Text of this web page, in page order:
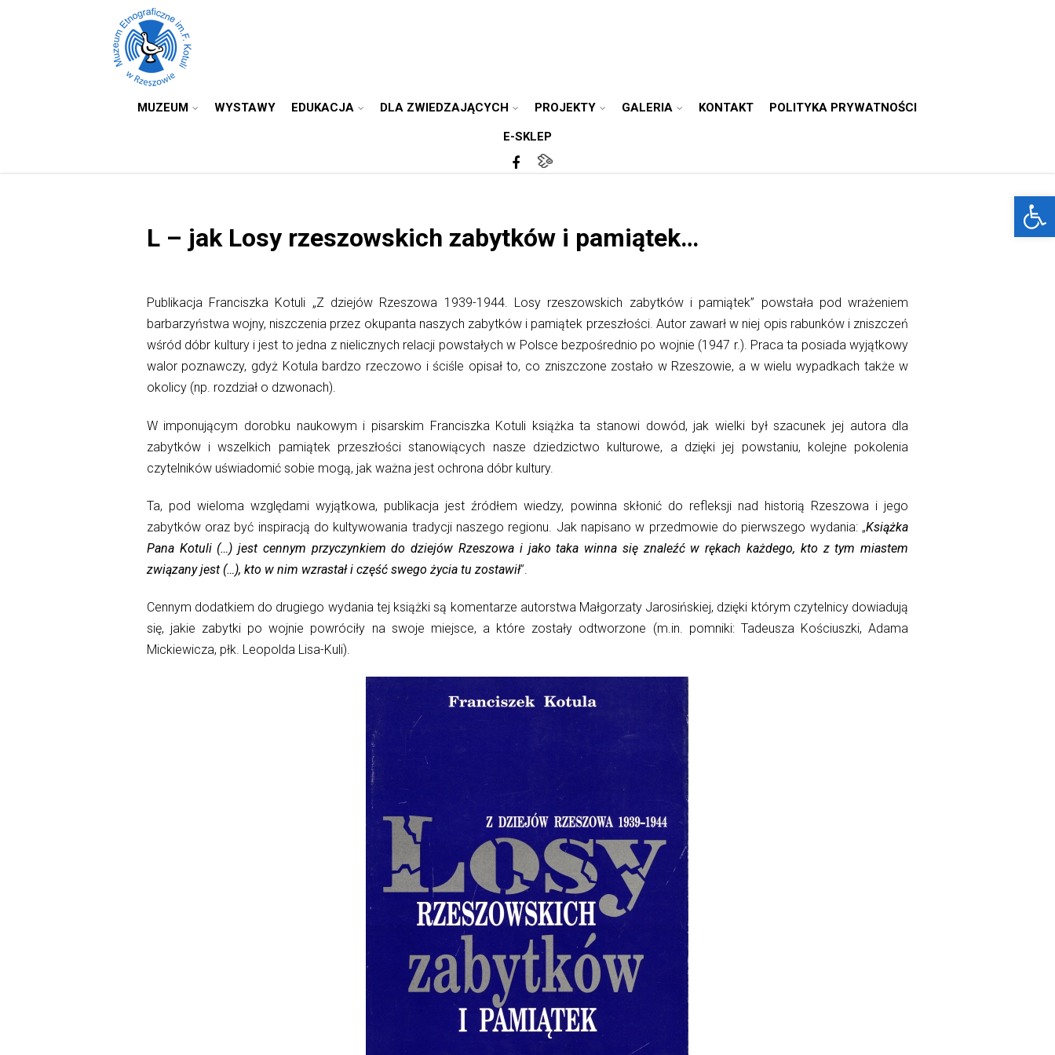
MUZEUM WYSTAWY EDUKACJA DLA ZWIEDZAJĄCYCH PROJEKTY GALERIA KONTAKT POLITYKA PRYWATNOŚCI
E-SKLEP
L – jak Losy rzeszowskich zabytków i pamiątek…
Publikacja Franciszka Kotuli „Z dziejów Rzeszowa 1939-1944. Losy rzeszowskich zabytków i pamiątek” powstała pod wrażeniem
barbarzyństwa wojny, niszczenia przez okupanta naszych zabytków i pamiątek przeszłości. Autor zawarł w niej opis rabunków i zniszczeń
wśród dóbr kultury i jest to jedna z nielicznych relacji powstałych w Polsce bezpośrednio po wojnie (1947 r.). Praca ta posiada wyjątkowy
walor poznawczy, gdyż Kotula bardzo rzeczowo i ściśle opisał to, co zniszczone zostało w Rzeszowie, a w wielu wypadkach także w
okolicy (np. rozdział o dzwonach).
W imponującym dorobku naukowym i pisarskim Franciszka Kotuli książka ta stanowi dowód, jak wielki był szacunek jej autora dla
zabytków i wszelkich pamiątek przeszłości stanowiących nasze dziedzictwo kulturowe, a dzięki jej powstaniu, kolejne pokolenia
czytelników uświadomić sobie mogą, jak ważna jest ochrona dóbr kultury.
Ta, pod wieloma względami wyjątkowa, publikacja jest źródłem wiedzy, powinna skłonić do refleksji nad historią Rzeszowa i jego
zabytków oraz być inspiracją do kultywowania tradycji naszego regionu. Jak napisano w przedmowie do pierwszego wydania: „Książka
Pana Kotuli (…) jest cennym przyczynkiem do dziejów Rzeszowa i jako taka winna się znaleźć w rękach każdego, kto z tym miastem
związany jest (…), kto w nim wzrastał i część swego życia tu zostawił”.
Cennym dodatkiem do drugiego wydania tej książki są komentarze autorstwa Małgorzaty Jarosińskiej, dzięki którym czytelnicy dowiadują
się, jakie zabytki po wojnie powróciły na swoje miejsce, a które zostały odtworzone (m.in. pomniki: Tadeusza Kościuszki, Adama
Mickiewicza, płk. Leopolda Lisa-Kuli).